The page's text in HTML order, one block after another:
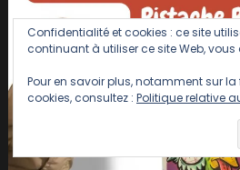
Confidentialité et cookies : ce site
continuant à utiliser ce site Web,
Pour en savoir plus, notamment sur
cookies, consultez : Politique relative